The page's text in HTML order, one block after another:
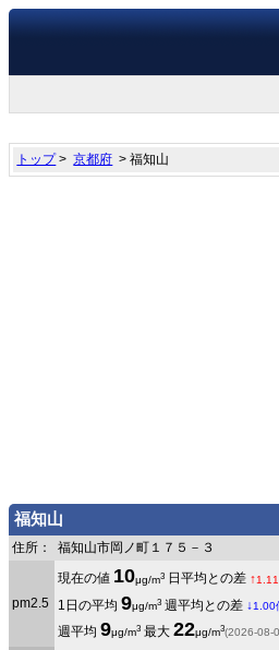
トップ>京都府 > 福知山
福知山
住所： 福知山市岡ノ町１７５－３
pm2.5
現在の値 10μg/m3 日平均との差 ↑
1日の平均 9μg/m3 週平均との差 ↓1.00
週平均 9μg/m3 最大 22μg/m3(2026-08-